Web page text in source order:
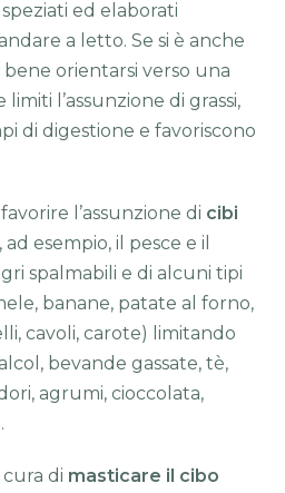
ed elaborati
a letto. Se si è anche
orientarsi verso una
limiti l’assunzione di grassi,
di digestione e favoriscono
l’assunzione di cibi
ad esempio, il pesce e il
spalmabili e di alcuni tipi
banane, patate al forno,
cavoli, carote) limitando
bevande gassate, tè,
agrumi, cioccolata,
di masticare il cibo